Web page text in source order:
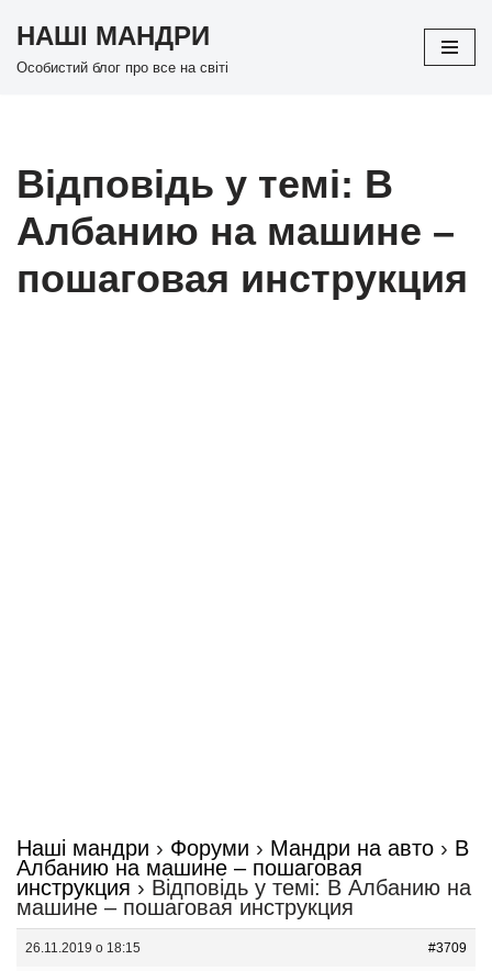
Перейти
НАШІ МАНДРИ
Особистий блог про все на світі
Відповідь у темі: В
Албанию на машине –
пошаговая инструкция
Наші мандри › Форуми › Мандри на авто › В
Албанию на машине – пошаговая
инструкция › Відповідь у темі: В Албанию на
машине – пошаговая инструкция
26.11.2019 о 18:15 #3709